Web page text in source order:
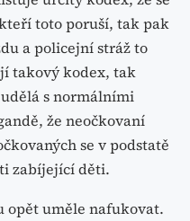
toto poruší, tak pak
a policejní stráž to
takový kodex, tak
s normálními
že neočkovaní
se v podstatě
zabíjející děti.
opět uměle nafukovat.